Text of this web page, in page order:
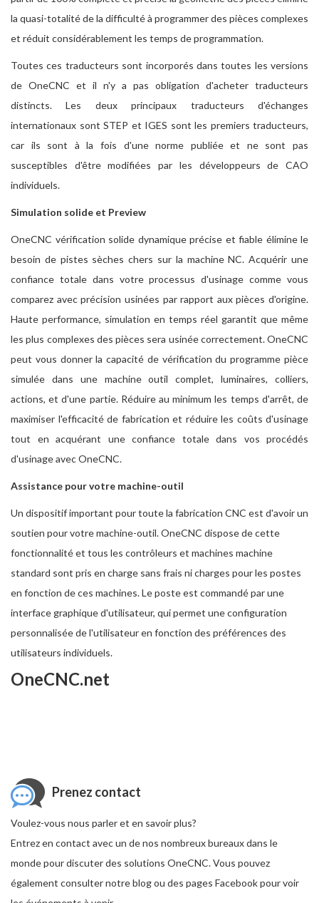
la quasi-totalité de la difficulté à programmer des pièces complexes
et réduit considérablement les temps de programmation.
Toutes ces traducteurs sont incorporés dans toutes les versions
de OneCNC et il n'y a pas obligation d'acheter traducteurs
distincts. Les deux principaux traducteurs d'échanges
internationaux sont STEP et IGES sont les premiers traducteurs,
car ils sont à la fois d'une norme publiée et ne sont pas
susceptibles d'être modifiées par les développeurs de CAO
individuels.
Simulation solide et Preview
OneCNC vérification solide dynamique précise et fiable élimine le
besoin de pistes sèches chers sur la machine NC. Acquérir une
confiance totale dans votre processus d'usinage comme vous
comparez avec précision usinées par rapport aux pièces d'origine.
Haute performance, simulation en temps réel garantit que même
les plus complexes des pièces sera usinée correctement. OneCNC
peut vous donner la capacité de vérification du programme pièce
simulée dans une machine outil complet, luminaires, colliers,
actions, et d'une partie. Réduire au minimum les temps d'arrêt, de
maximiser l'efficacité de fabrication et réduire les coûts d'usinage
tout en acquérant une confiance totale dans vos procédés
d'usinage avec OneCNC.
Assistance pour votre machine-outil
Un dispositif important pour toute la fabrication CNC est d'avoir un
soutien pour votre machine-outil. OneCNC dispose de cette
fonctionnalité et tous les contrôleurs et machines machine
standard sont pris en charge sans frais ni charges pour les postes
en fonction de ces machines. Le poste est commandé par une
interface graphique d'utilisateur, qui permet une configuration
personnalisée de l'utilisateur en fonction des préférences des
utilisateurs individuels.
OneCNC.net
Prenez contact
Voulez-vous nous parler et en savoir plus?
Entrez en contact avec un de nos nombreux bureaux dans le
monde pour discuter des solutions OneCNC. Vous pouvez
également consulter notre blog ou des pages Facebook pour voir